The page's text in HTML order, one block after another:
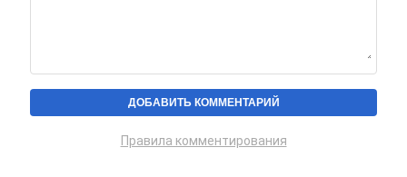
Правила комментирования